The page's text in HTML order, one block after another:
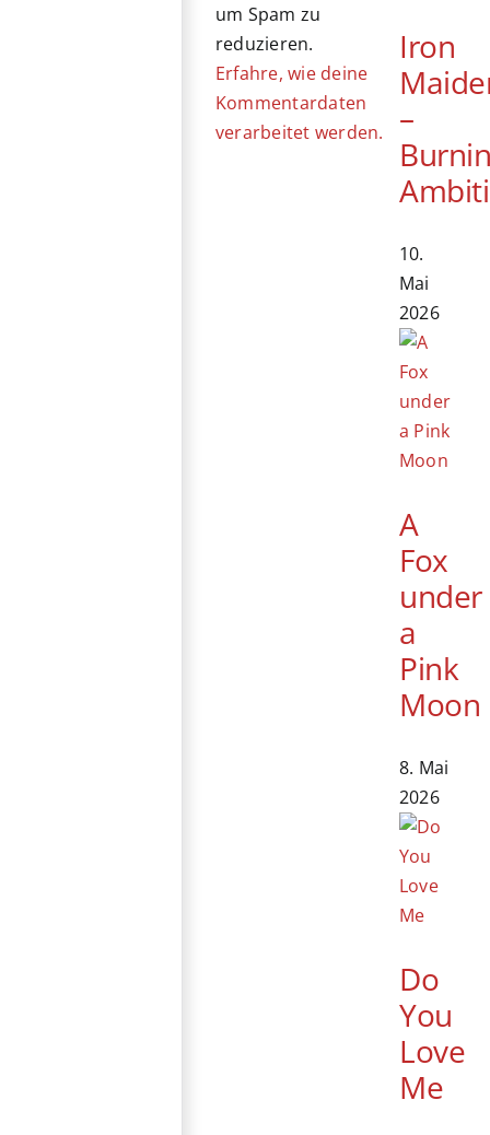
um Spam zu
reduzieren.
Erfahre, wie deine
Kommentardaten
verarbeitet werden.
Iron
–
10.
Mai
2026
A
Fox
under
a
Pink
Moon
8. Mai
2026
Do
You
Love
Me